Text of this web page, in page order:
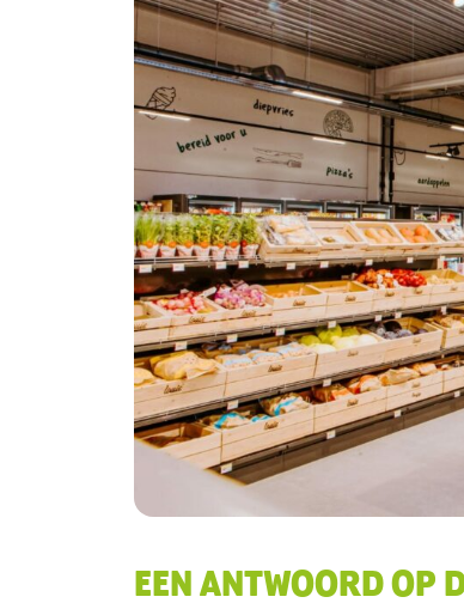
EEN ANTWOORD OP